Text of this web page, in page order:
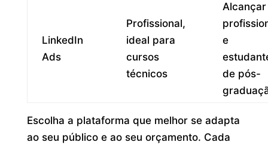
LinkedIn
Ads
Profissional,
ideal para
cursos
técnicos
Alcançar
e
de pós-
Escolha a plataforma que melhor se adapta
ao seu público e ao seu orçamento. Cada